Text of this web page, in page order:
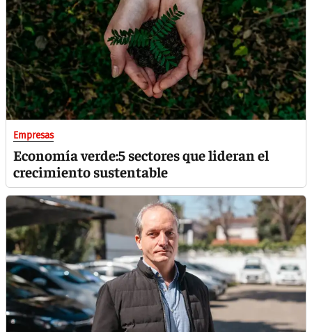
Empresas
Economía verde:5 sectores que lideran el
crecimiento sustentable